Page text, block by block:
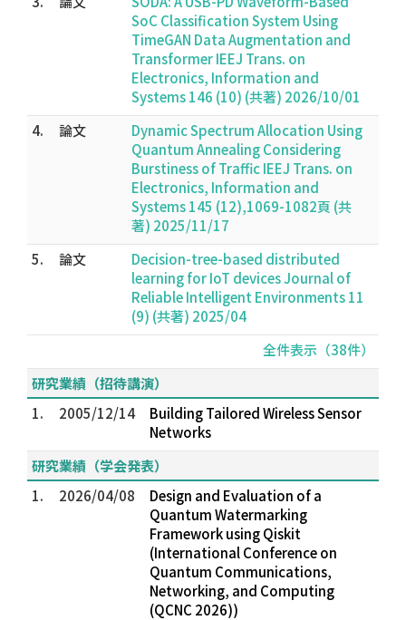
SoC Classification System Using
TimeGAN Data Augmentation and
Transformer IEEJ Trans. on
Electronics, Information and
Systems 146 (10) (共著) 2026/10/01
4.
論文
Dynamic Spectrum Allocation Using
Quantum Annealing Considering
Burstiness of Traffic IEEJ Trans. on
Electronics, Information and
Systems 145 (12),1069-1082頁 (共
著) 2025/11/17
5.
論文
Decision-tree-based distributed
learning for IoT devices Journal of
Reliable Intelligent Environments 11
(9) (共著) 2025/04
全件表示（38件）
研究業績（招待講演）
1.
2005/12/14
Building Tailored Wireless Sensor
Networks
研究業績（学会発表）
1.
2026/04/08
Design and Evaluation of a
Quantum Watermarking
Framework using Qiskit
(International Conference on
Quantum Communications,
Networking, and Computing
(QCNC 2026))